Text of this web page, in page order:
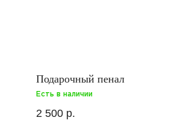
Подарочный пенал
Есть в наличии
2 500 р.